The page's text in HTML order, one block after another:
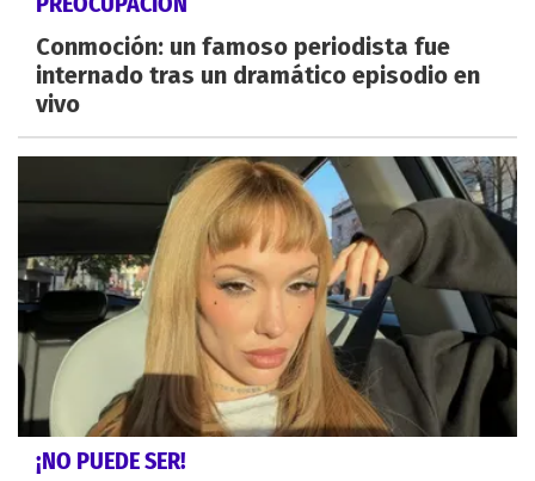
Conmoción: un famoso periodista fue
internado tras un dramático episodio en
vivo
¡NO PUEDE SER!